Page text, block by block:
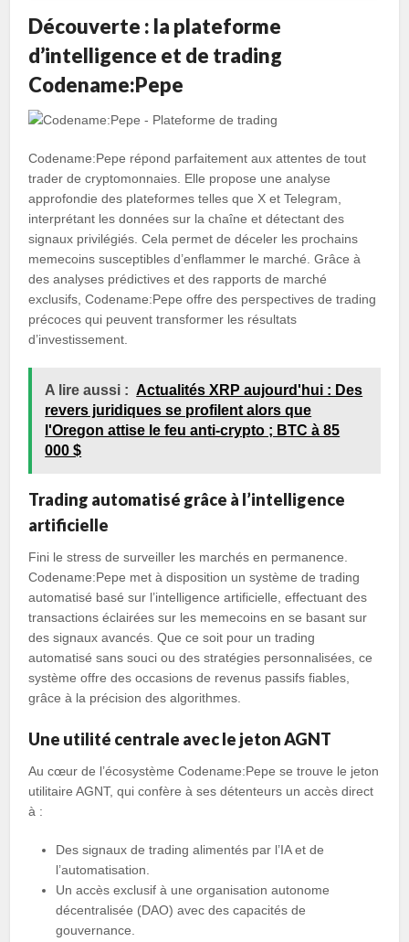
Découverte : la plateforme
d’intelligence et de trading
Codename:Pepe
Codename:Pepe répond parfaitement aux attentes de tout
trader de cryptomonnaies. Elle propose une analyse
approfondie des plateformes telles que X et Telegram,
interprétant les données sur la chaîne et détectant des
signaux privilégiés. Cela permet de déceler les prochains
memecoins susceptibles d’enflammer le marché. Grâce à
des analyses prédictives et des rapports de marché
exclusifs, Codename:Pepe offre des perspectives de trading
précoces qui peuvent transformer les résultats
d’investissement.
A lire aussi : Actualités XRP aujourd'hui : Des
revers juridiques se profilent alors que
l'Oregon attise le feu anti-crypto ; BTC à 85
000 $
Trading automatisé grâce à l’intelligence
artificielle
Fini le stress de surveiller les marchés en permanence.
Codename:Pepe met à disposition un système de trading
automatisé basé sur l’intelligence artificielle, effectuant des
transactions éclairées sur les memecoins en se basant sur
des signaux avancés. Que ce soit pour un trading
automatisé sans souci ou des stratégies personnalisées, ce
système offre des occasions de revenus passifs fiables,
grâce à la précision des algorithmes.
Une utilité centrale avec le jeton AGNT
Au cœur de l’écosystème Codename:Pepe se trouve le jeton
utilitaire AGNT, qui confère à ses détenteurs un accès direct
à :
Des signaux de trading alimentés par l’IA et de
l’automatisation.
Un accès exclusif à une organisation autonome
décentralisée (DAO) avec des capacités de
gouvernance.